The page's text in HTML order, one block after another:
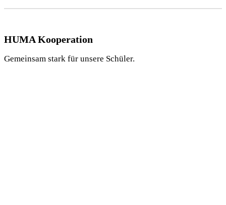
HUMA Kooperation
Gemeinsam stark für unsere Schüler.